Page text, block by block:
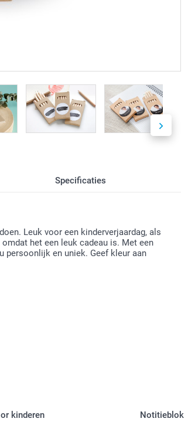
Specificaties
Leuk voor een kinderverjaardag, als
het een leuk cadeau is. Met een
persoonlijk en uniek. Geef kleur aan
kinderen
Notitieblok